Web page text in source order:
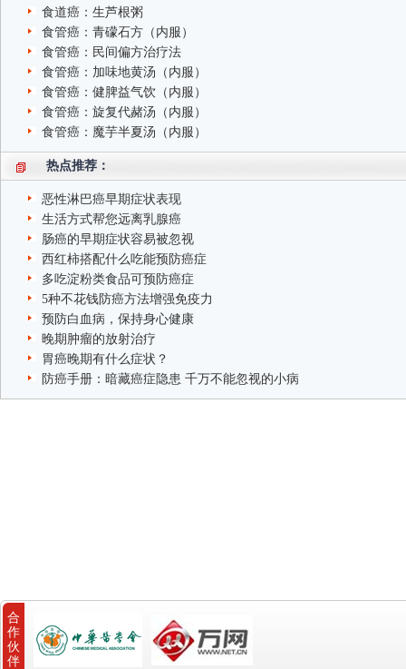
食道癌：生芦根粥
食管癌：青礞石方（内服）
食管癌：民间偏方治疗法
食管癌：加味地黄汤（内服）
食管癌：健脾益气饮（内服）
食管癌：旋复代赭汤（内服）
食管癌：魔芋半夏汤（内服）
热点推荐：
恶性淋巴癌早期症状表现
生活方式帮您远离乳腺癌
肠癌的早期症状容易被忽视
西红柿搭配什么吃能预防癌症
多吃淀粉类食品可预防癌症
5种不花钱防癌方法增强免疫力
预防白血病，保持身心健康
晚期肿瘤的放射治疗
胃癌晚期有什么症状？
防癌手册：暗藏癌症隐患 千万不能忽视的小病
合
作
伙
伴